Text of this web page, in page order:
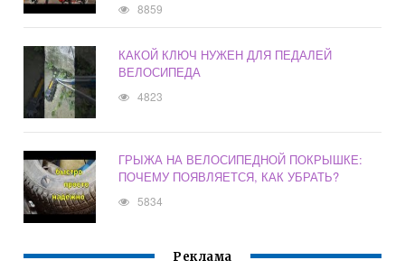
8859
КАКОЙ КЛЮЧ НУЖЕН ДЛЯ ПЕДАЛЕЙ
ВЕЛОСИПЕДА
4823
ГРЫЖА НА ВЕЛОСИПЕДНОЙ ПОКРЫШКЕ:
ПОЧЕМУ ПОЯВЛЯЕТСЯ, КАК УБРАТЬ?
5834
Реклама